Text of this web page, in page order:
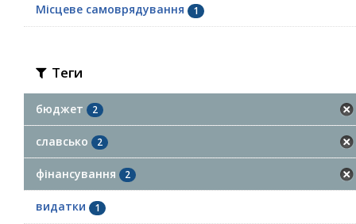
Місцеве самоврядування 1
Теги
бюджет 2
славсько 2
фінансування 2
видатки 1